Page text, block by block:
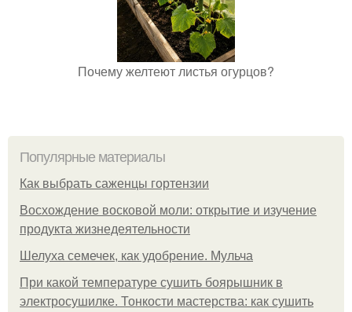
Почему желтеют листья огурцов?
Популярные материалы
Как выбрать саженцы гортензии
Восхождение восковой моли: открытие и изучение
продукта жизнедеятельности
Шелуха семечек, как удобрение. Мульча
При какой температуре сушить боярышник в
электросушилке. Тонкости мастерства: как сушить